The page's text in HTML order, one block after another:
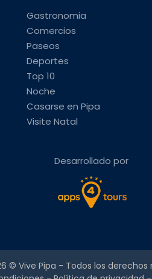
Gastronomia
Comercios
Paseos
Deportes
Top 10
Noche
Casarse en Pipa
Visite Natal
Desarrollado por
© Vive Pipa - Todos los derechos